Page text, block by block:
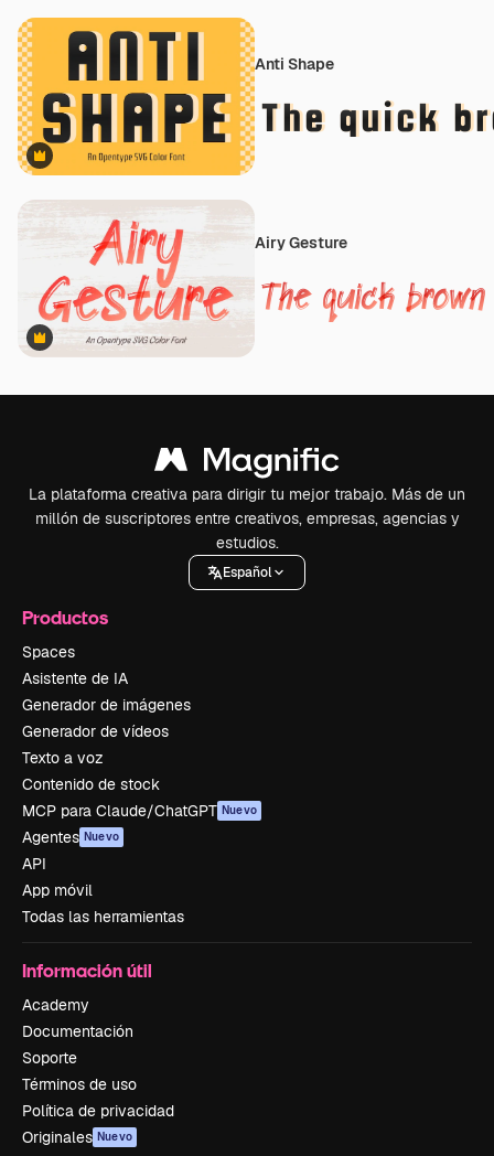
Premium
Anti Shape
Premium
Airy Gesture
La plataforma creativa para dirigir tu mejor trabajo. Más de un
millón de suscriptores entre creativos, empresas, agencias y
estudios.
Español
Productos
Spaces
Asistente de IA
Generador de imágenes
Generador de vídeos
Texto a voz
Contenido de stock
MCP para Claude/ChatGPT Nuevo
Agentes Nuevo
API
App móvil
Todas las herramientas
Información útil
Academy
Documentación
Soporte
Términos de uso
Política de privacidad
Originales Nuevo